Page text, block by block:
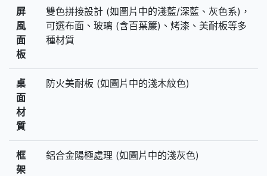
屏
風
面
板
雙色拼接設計 (如圖片中的淺藍/深藍、灰色系)，
可選布面、玻璃 (含百葉簾)、烤漆、美耐板等多
種材質
桌
面
材
質
防火美耐板 (如圖片中的淺木紋色)
框
架
鋁合金陽極處理 (如圖片中的淺灰色)